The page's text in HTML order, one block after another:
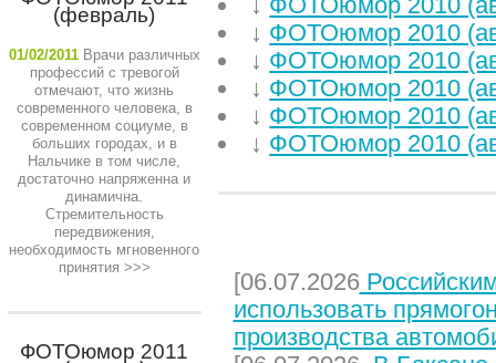
(февраль)
01/02/2011 Врачи различных
профессий с тревогой
отмечают, что жизнь
современного человека, в
современном социуме, в
больших городах, и в
Нальчике в том числе,
достаточно напряженна и
динамична.
Стремительность
передвижения,
необходимость мгновенного
принятия >>>
ФОТОюмор 2011
↓ ФОТОюмор 2010
↓ ФОТОюмор 2010
↓ ФОТОюмор 2010
↓ ФОТОюмор 2010
↓ ФОТОюмор 2010
[06.07.2026
использовать
производства